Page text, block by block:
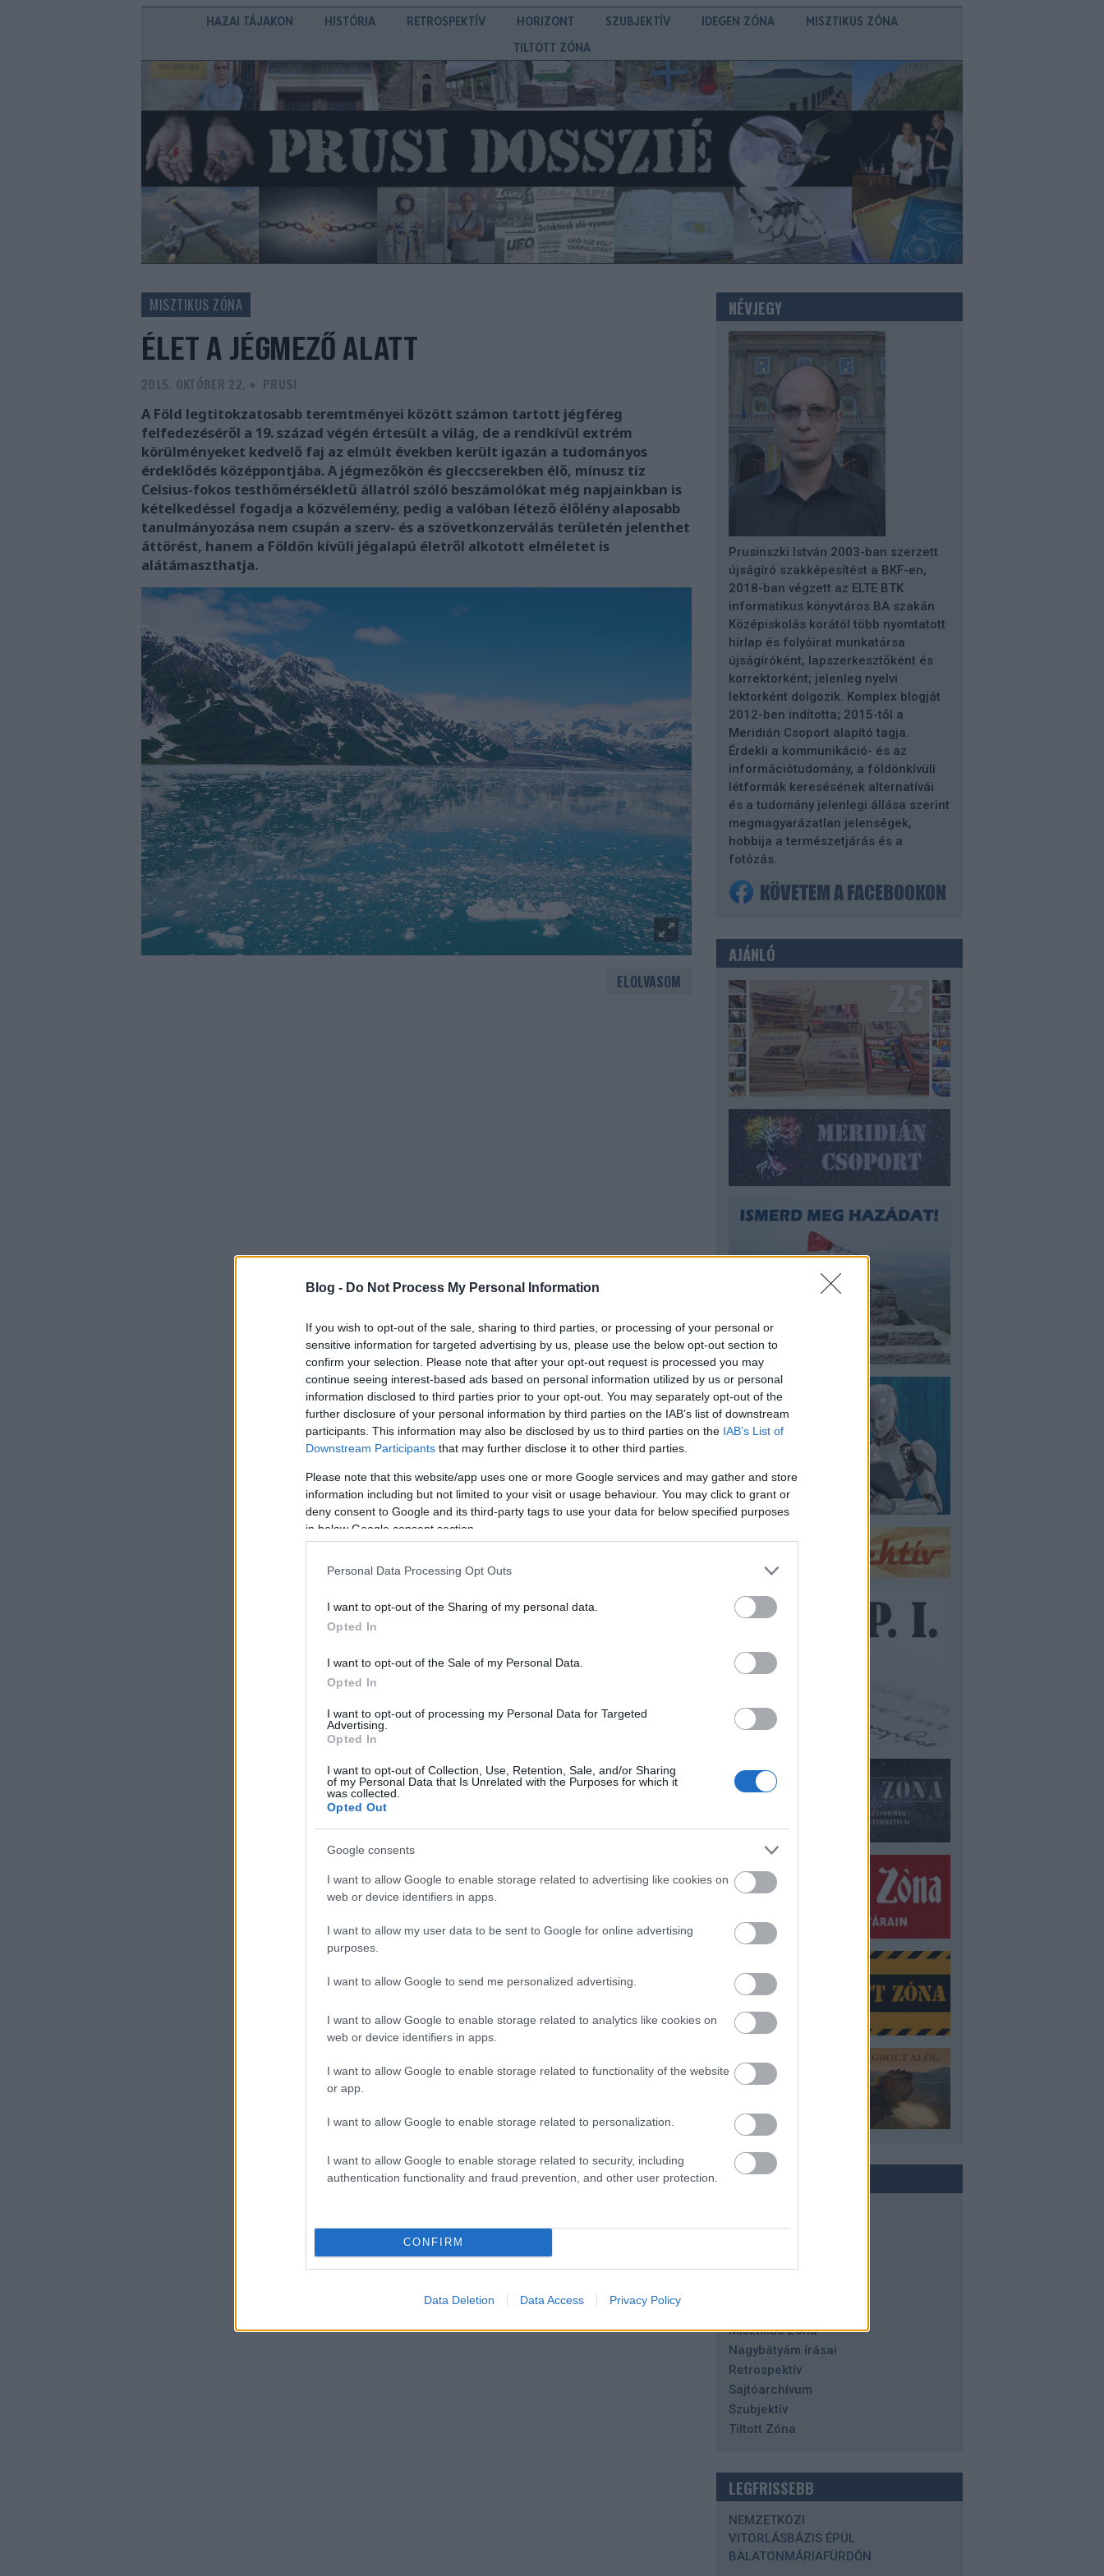
Blog - Do Not Process My Personal Information
If you wish to opt-out of the sale, sharing to third parties, or processing of your personal or
sensitive information for targeted advertising by us, please use the below opt-out section to
confirm your selection. Please note that after your opt-out request is processed you may
continue seeing interest-based ads based on personal information utilized by us or personal
information disclosed to third parties prior to your opt-out. You may separately opt-out of the
further disclosure of your personal information by third parties on the IAB’s list of downstream
participants. This information may also be disclosed by us to third parties on the IAB’s List of
Downstream Participants that may further disclose it to other third parties.
Please note that this website/app uses one or more Google services and may gather and store
information including but not limited to your visit or usage behaviour. You may click to grant or
deny consent to Google and its third-party tags to use your data for below specified purposes
in below Google consent section.
Personal Data Processing Opt Outs
I want to opt-out of the Sharing of my personal data.
Opted In
I want to opt-out of the Sale of my Personal Data.
Opted In
I want to opt-out of processing my Personal Data for Targeted
Advertising.
Opted In
I want to opt-out of Collection, Use, Retention, Sale, and/or Sharing
of my Personal Data that Is Unrelated with the Purposes for which it
was collected.
Opted Out
Google consents
I want to allow Google to enable storage related to advertising like cookies on
web or device identifiers in apps.
I want to allow my user data to be sent to Google for online advertising
purposes.
I want to allow Google to send me personalized advertising.
I want to allow Google to enable storage related to analytics like cookies on
web or device identifiers in apps.
I want to allow Google to enable storage related to functionality of the website
or app.
I want to allow Google to enable storage related to personalization.
I want to allow Google to enable storage related to security, including
authentication functionality and fraud prevention, and other user protection.
CONFIRM
Data Deletion Data Access Privacy Policy
HAZAI TÁJAKON HISTÓRIA RETROSPEKTÍV HORIZONT SZUBJEKTÍV IDEGEN ZÓNA
MISZTIKUS ZÓNA
TILTOTT ZÓNA
ÉLET A JÉGMEZŐ ALATT
2015. OKTÓBER 22. - PRUSI
A Föld legtitokzatosabb teremtményei között számon tartott jégféreg
felfedezéséről a 19. század végén értesült a világ, de a rendkívül extrém
körülményeket kedvelő faj az elmúlt években került igazán a tudományos
érdeklődés középpontjába. A jégmezőkön és gleccserekben élő, mínusz tíz
Celsius-fokos testhőmérsékletű állatról szóló beszámolókat még napjainkban is
kételkedéssel fogadja a közvélemény, pedig a valóban létező élőlény alaposabb
tanulmányozása nem csupán a szerv- és a szövetkonzerválás területén jelenthet
áttörést, hanem a Földön kívüli jégalapú életről alkotott elméletet is
alátámaszthatja.
ELOLVASOM
MISZTIKUS ZÓNA NÉVJEGY
Prusinszki István 2003-ban szerzett
újságíró szakképesítést a BKF-en,
2018-ban végzett az ELTE BTK
informatikus könyvtáros BA szakán.
Középiskolás korától több nyomtatott
hírlap és folyóirat munkatársa
újságíróként, lapszerkesztőként és
korrektorként; jelenleg nyelvi
lektorként dolgozik. Komplex blogját
2012-ben indította; 2015-től a
Meridián Csoport alapító tagja.
Érdekli a kommunikáció- és az
információtudomány, a földönkívüli
létformák keresésének alternatívái
és a tudomány jelenlegi állása szerint
megmagyarázatlan jelenségek,
hobbija a természetjárás és a
fotózás.
AJÁNLÓ
ROVATOK
Hazai tájakon
Horizont
Misztikus Zóna
Nagybátyám írásai
Retrospektív
Sajtóarchívum
Szubjektív
Tiltott Zóna
LEGFRISSEBB
NEMZETKÖZI
VITORLÁSBÁZIS ÉPÜL
BALATONMÁRIAFÜRDŐN